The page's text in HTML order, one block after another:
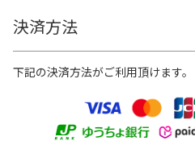
決済方法
下記の決済方法がご利用頂けます。